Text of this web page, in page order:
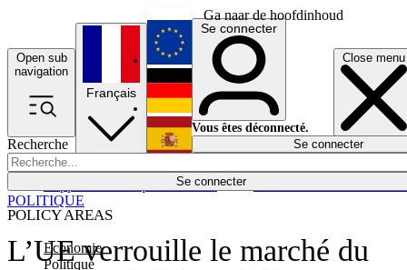
Ga naar de hoofdinhoud
Open sub
navigation
Close menu
Recherche
Se connecter
POLICY AREAS
Economie
Politique
Économie
Français
English
Deutsch
Español
Se connecter
Vous êtes déconnecté.
Se connecter
L’UE verrouille le marché du
POLITIQUE